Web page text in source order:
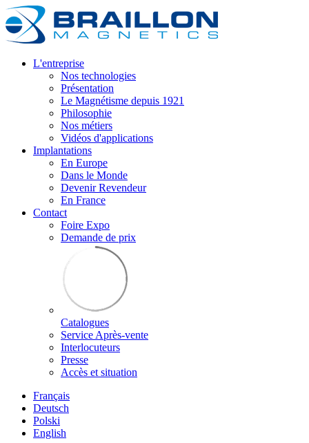
L'entreprise
Nos technologies
Présentation
Le Magnétisme depuis 1921
Philosophie
Nos métiers
Vidéos d'applications
Implantations
En Europe
Dans le Monde
Devenir Revendeur
En France
Contact
Foire Expo
Demande de prix
Catalogues
Service Après-vente
Interlocuteurs
Presse
Accès et situation
Français
Deutsch
Polski
English